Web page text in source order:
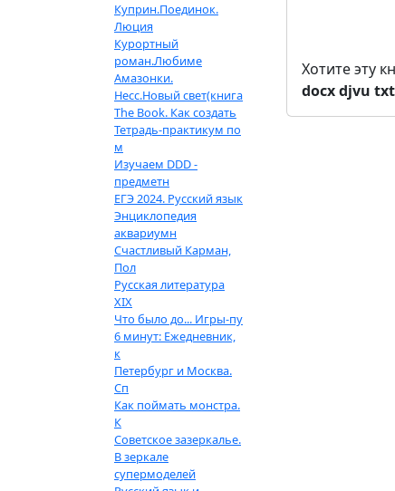
Куприн.Поединок.
Люция
Курортный
роман.Любиме
Амазонки.
Несс.Новый свет(книга
The Book. Как создать
Тетрадь-практикум по
м
Изучаем DDD -
предметн
ЕГЭ 2024. Русский язык
Энциклопедия
аквариумн
Счастливый Карман,
Пол
Русская литература
XIX
Что было до... Игры-пу
6 минут: Ежедневник,
к
Петербург и Москва.
Сп
Как поймать монстра.
К
Советское зазеркалье.
В зеркале
супермоделей
Хотите эту
docxdjvu txt